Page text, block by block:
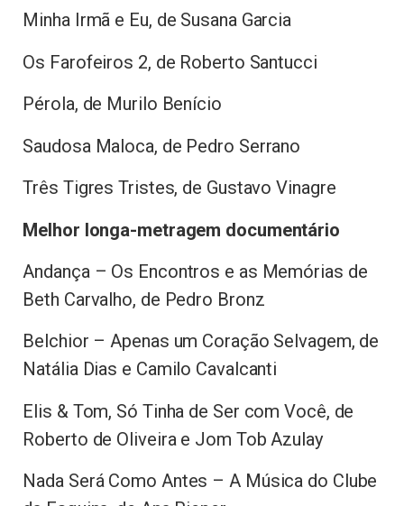
Minha Irmã e Eu, de Susana Garcia
Os Farofeiros 2, de Roberto Santucci
Pérola, de Murilo Benício
Saudosa Maloca, de Pedro Serrano
Três Tigres Tristes, de Gustavo Vinagre
Melhor longa-metragem documentário
Andança – Os Encontros e as Memórias de
Beth Carvalho, de Pedro Bronz
Belchior – Apenas um Coração Selvagem, de
Natália Dias e Camilo Cavalcanti
Elis & Tom, Só Tinha de Ser com Você, de
Roberto de Oliveira e Jom Tob Azulay
Nada Será Como Antes – A Música do Clube